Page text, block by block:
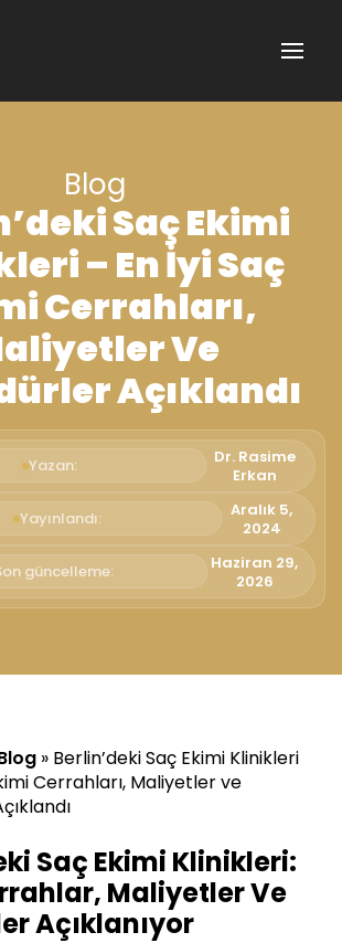
Blog
Saç Ekimi
– En İyi Saç
Cerrahları,
Ve
Açıklandı
Yazan:
Dr. Rasime
Erkan
Yayınlandı:
Aralık 5,
2024
güncelleme:
Haziran 29,
2026
» Berlin’deki Saç Ekimi Klinikleri
Cerrahları, Maliyetler ve
Saç Ekimi Klinikleri:
Maliyetler Ve
Açıklanıyor